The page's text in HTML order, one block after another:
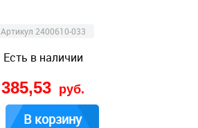
Артикул 2400610-033
Есть в наличии
385,53 руб.
В корзину